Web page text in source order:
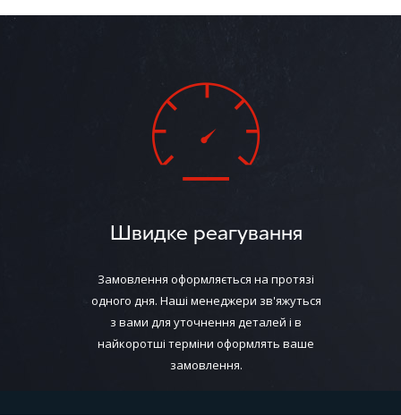
Швидке реагування
Замовлення оформляється на протязі
одного дня. Наші менеджери зв'яжуться
з вами для уточнення деталей і в
найкоротші терміни оформлять ваше
замовлення.